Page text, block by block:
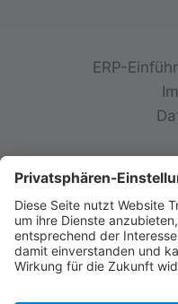
ERP-
© 2026 init-
85092 Kösching •